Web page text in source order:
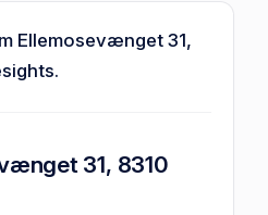
Ellemosevænget 31,
31, 8310